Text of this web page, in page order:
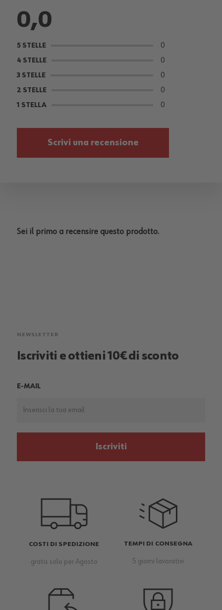
0,0
5 STELLE 0
4 STELLE 0
3 STELLE 0
2 STELLE 0
1 STELLA 0
Scrivi una recensione
Sei il primo a recensire questo prodotto.
NEWSLETTER
Iscriviti e ottieni 10€ di sconto
E-MAIL
Iscriviti
COSTI DI SPEDIZIONE
gratis solo per Agosto
TEMPI DI CONSEGNA
5 giorni lavorativi